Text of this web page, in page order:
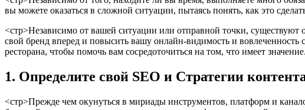
вы можете оказаться в сложной ситуации, пытаясь понять, как это
<стр>Независимо от вашей ситуации или отправной точки, существуют
свой бренд вперед и повысить вашу онлайн-видимость и
ресторана, чтобы помочь вам сосредоточиться на том, что имеет значение.
1. Определите свой SEO и Стратегии
<стр>Прежде чем окунуться в мириады инструментов, платформ и